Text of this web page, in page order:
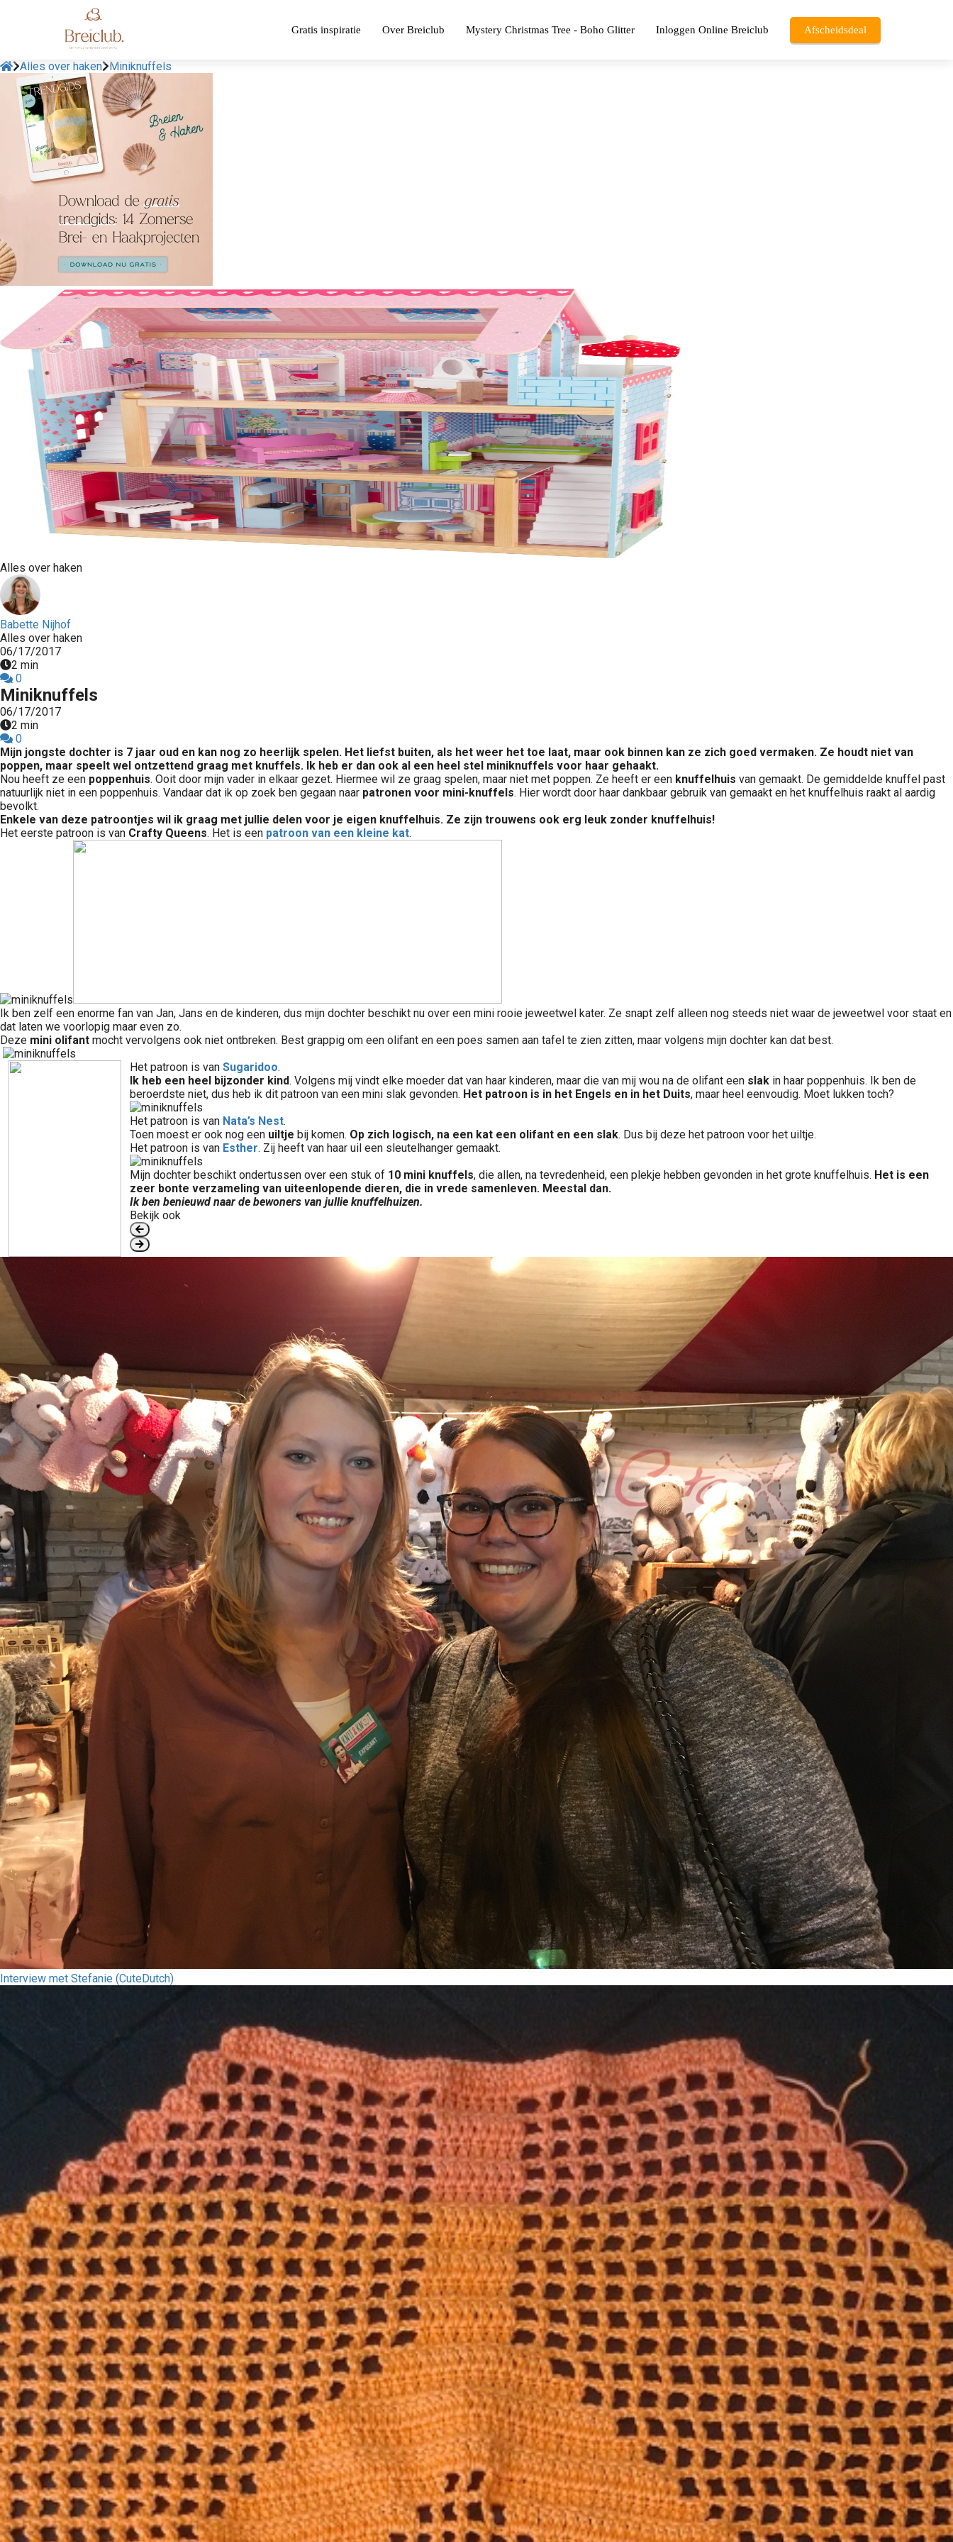
Gratis inspiratie Over Breiclub Mystery Christmas Tree - Boho Glitter Inloggen Online Breiclub Afscheidsdeal
Alles over haken Miniknuffels
Alles over haken
Babette Nijhof
Alles over haken
06/17/2017
2 min
0
Miniknuffels
06/17/2017
2 min
0
Mijn jongste dochter is 7 jaar oud en kan nog zo heerlijk spelen. Het liefst buiten, als het weer het toe laat, maar ook binnen kan ze zich goed vermaken. Ze houdt niet van
poppen, maar speelt wel ontzettend graag met knuffels. Ik heb er dan ook al een heel stel miniknuffels voor haar gehaakt.
Nou heeft ze een poppenhuis. Ooit door mijn vader in elkaar gezet. Hiermee wil ze graag spelen, maar niet met poppen. Ze heeft er een knuffelhuis van gemaakt. De gemiddelde knuffel past
natuurlijk niet in een poppenhuis. Vandaar dat ik op zoek ben gegaan naar patronen voor mini-knuffels. Hier wordt door haar dankbaar gebruik van gemaakt en het knuffelhuis raakt al aardig
bevolkt.
Enkele van deze patroontjes wil ik graag met jullie delen voor je eigen knuffelhuis. Ze zijn trouwens ook erg leuk zonder knuffelhuis!
Het eerste patroon is van Crafty Queens. Het is een patroon van een kleine kat.
Ik ben zelf een enorme fan van Jan, Jans en de kinderen, dus mijn dochter beschikt nu over een mini rooie jeweetwel kater. Ze snapt zelf alleen nog steeds niet waar de jeweetwel voor staat en
dat laten we voorlopig maar even zo.
Deze mini olifant mocht vervolgens ook niet ontbreken. Best grappig om een olifant en een poes samen aan tafel te zien zitten, maar volgens mijn dochter kan dat best.
Het patroon is van Sugaridoo.
Ik heb een heel bijzonder kind. Volgens mij vindt elke moeder dat van haar kinderen, maar die van mij wou na de olifant een slak in haar poppenhuis. Ik ben de
beroerdste niet, dus heb ik dit patroon van een mini slak gevonden. Het patroon is in het Engels en in het Duits, maar heel eenvoudig. Moet lukken toch?
Het patroon is van Nata’s Nest.
Toen moest er ook nog een uiltje bij komen. Op zich logisch, na een kat een olifant en een slak. Dus bij deze het patroon voor het uiltje.
Het patroon is van Esther. Zij heeft van haar uil een sleutelhanger gemaakt.
Mijn dochter beschikt ondertussen over een stuk of 10 mini knuffels, die allen, na tevredenheid, een plekje hebben gevonden in het grote knuffelhuis. Het is een
zeer bonte verzameling van uiteenlopende dieren, die in vrede samenleven. Meestal dan.
Ik ben benieuwd naar de bewoners van jullie knuffelhuizen.
Bekijk ook
Interview met Stefanie (CuteDutch)